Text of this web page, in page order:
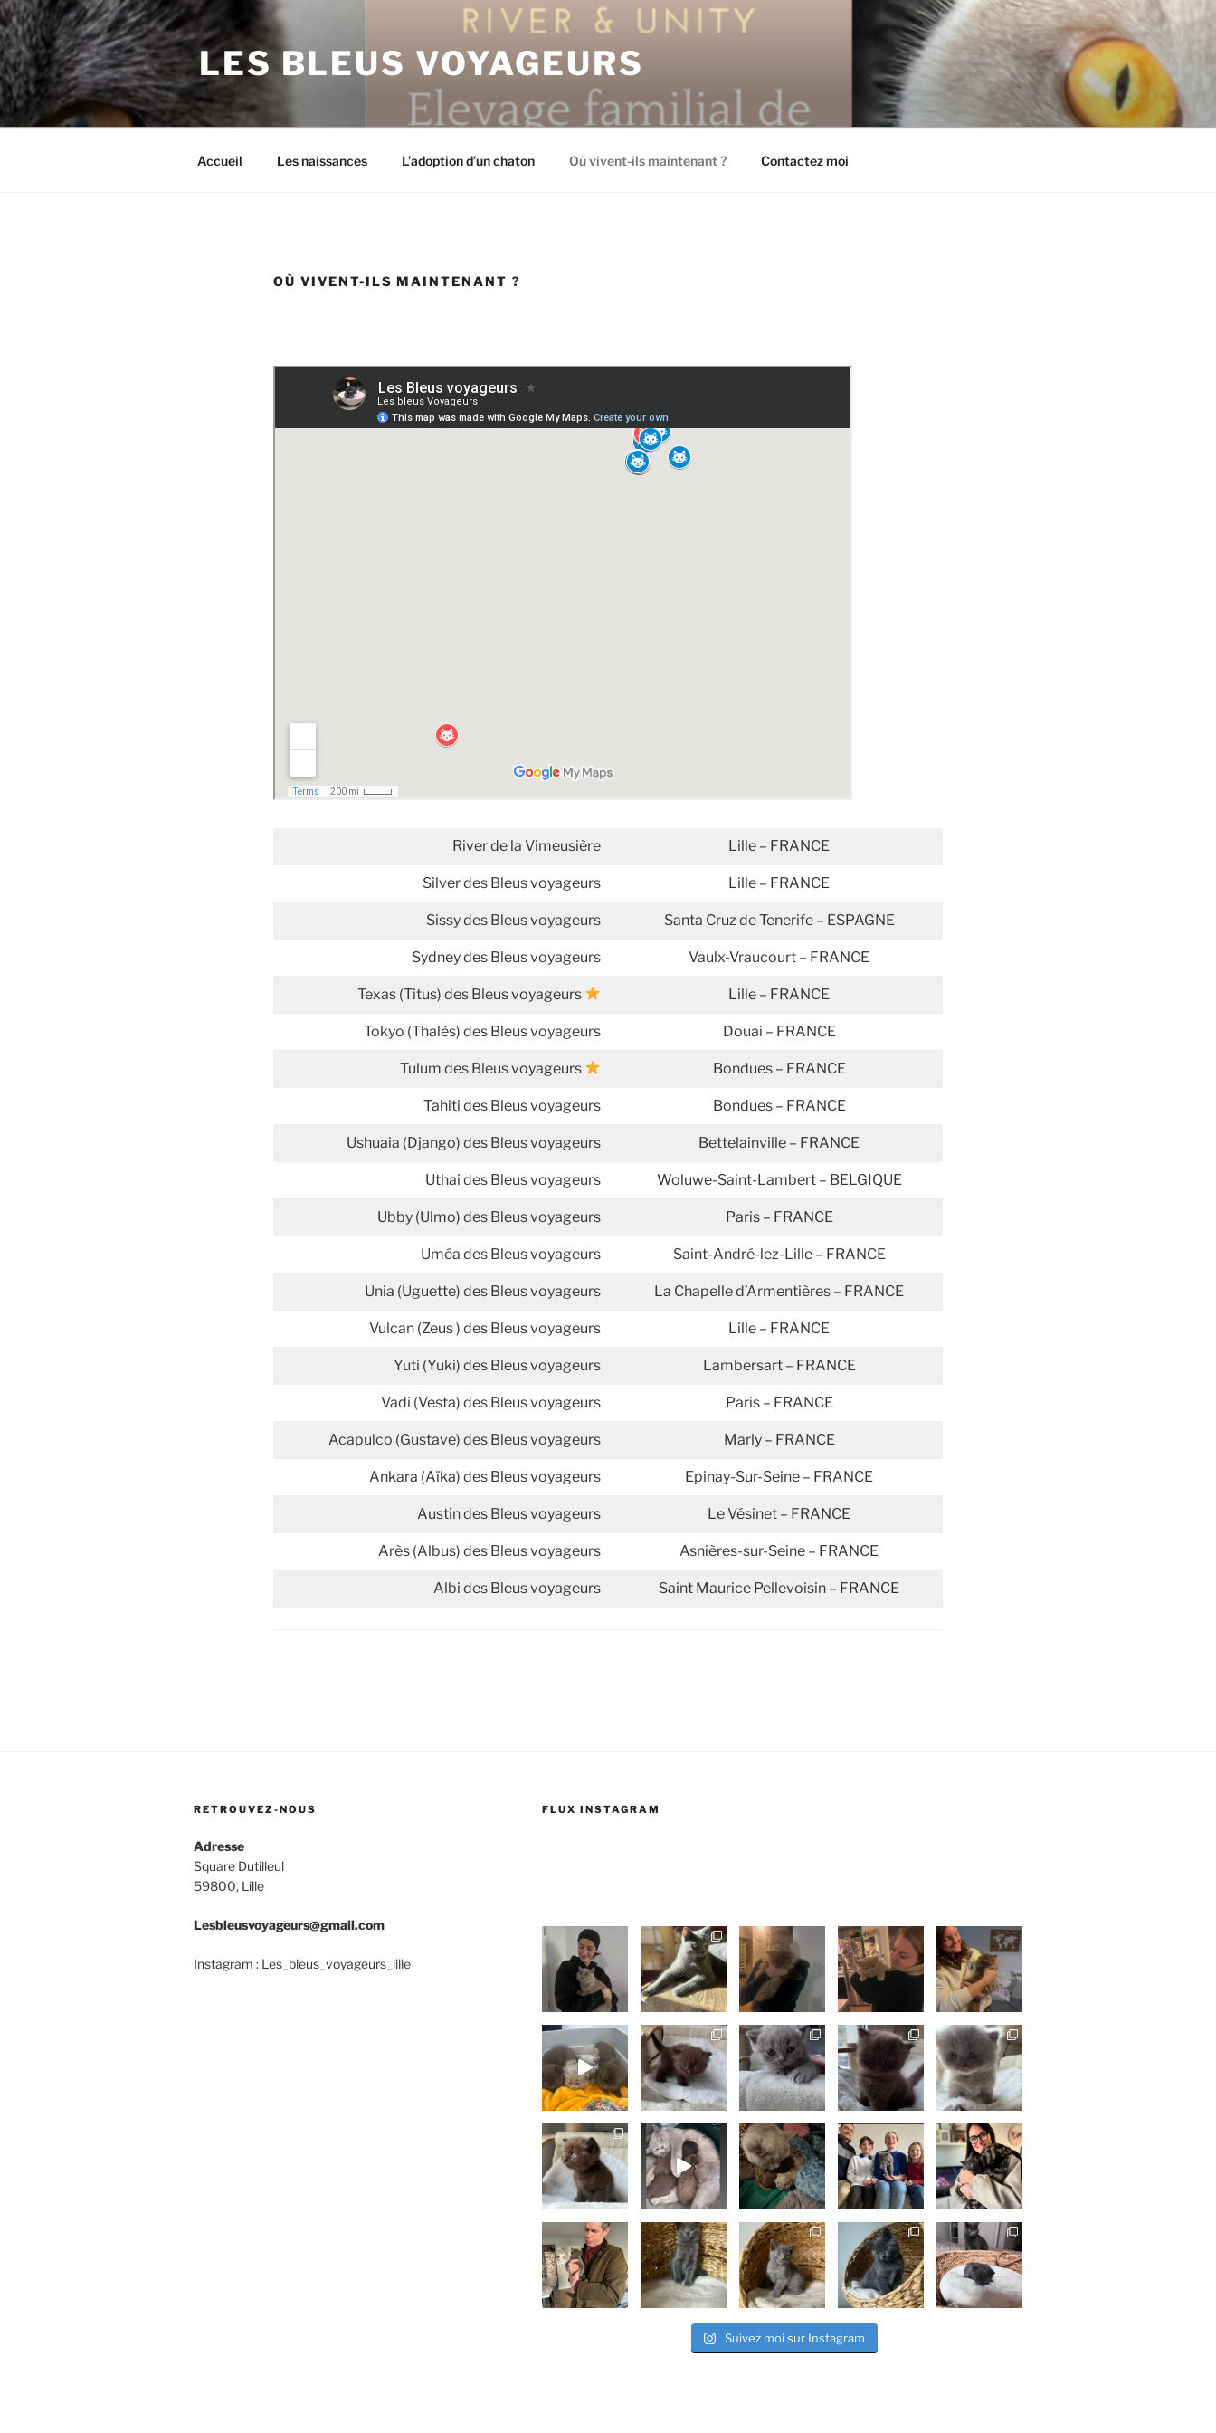
Aller
au
contenu
principal
LES BLEUS VOYAGEURS
Accueil Les naissances L’adoption d’un chaton Où vivent-ils maintenant ? Contactez moi
OÙ VIVENT-ILS MAINTENANT ?
River de la Vimeusière Lille – FRANCE
Silver des Bleus voyageurs Lille – FRANCE
Sissy des Bleus voyageurs Santa Cruz de Tenerife – ESPAGNE
Sydney des Bleus voyageurs Vaulx-Vraucourt – FRANCE
Texas (Titus) des Bleus voyageurs Lille – FRANCE
Tokyo (Thalès) des Bleus voyageurs Douai – FRANCE
Tulum des Bleus voyageurs Bondues – FRANCE
Tahiti des Bleus voyageurs Bondues – FRANCE
Ushuaia (Django) des Bleus voyageurs Bettelainville – FRANCE
Uthai des Bleus voyageurs Woluwe-Saint-Lambert – BELGIQUE
Ubby (Ulmo) des Bleus voyageurs Paris – FRANCE
Uméa des Bleus voyageurs Saint-André-lez-Lille – FRANCE
Unia (Uguette) des Bleus voyageurs La Chapelle d’Armentières – FRANCE
Vulcan (Zeus ) des Bleus voyageurs Lille – FRANCE
Yuti (Yuki) des Bleus voyageurs Lambersart – FRANCE
Vadi (Vesta) des Bleus voyageurs Paris – FRANCE
Acapulco (Gustave) des Bleus voyageurs Marly – FRANCE
Ankara (Aïka) des Bleus voyageurs Epinay-Sur-Seine – FRANCE
Austin des Bleus voyageurs Le Vésinet – FRANCE
Arès (Albus) des Bleus voyageurs Asnières-sur-Seine – FRANCE
Albi des Bleus voyageurs Saint Maurice Pellevoisin – FRANCE
RETROUVEZ-NOUS
Adresse
Square Dutilleul
59800, Lille
Lesbleusvoyageurs@gmail.com
Instagram : Les_bleus_voyageurs_lille
FLUX INSTAGRAM
Suivez moi sur Instagram